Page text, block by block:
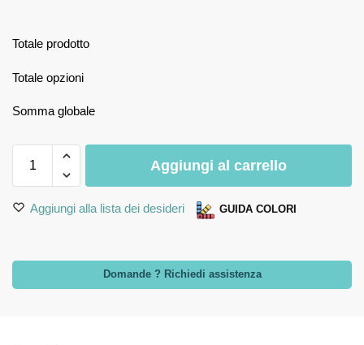
Totale prodotto
Totale opzioni
Somma globale
Aggiungi al carrello
Aggiungi alla lista dei desideri GUIDA COLORI
Domande ? Richiedi assistenza